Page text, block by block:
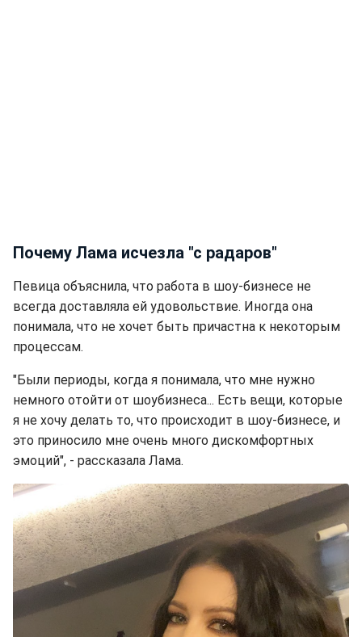
Почему Лама исчезла "с радаров"
Певица объяснила, что работа в шоу-бизнесе не
всегда доставляла ей удовольствие. Иногда она
понимала, что не хочет быть причастна к некоторым
процессам.
"Были периоды, когда я понимала, что мне нужно
немного отойти от шоубизнеса... Есть вещи, которые
я не хочу делать то, что происходит в шоу-бизнесе, и
это приносило мне очень много дискомфортных
эмоций", - рассказала Лама.